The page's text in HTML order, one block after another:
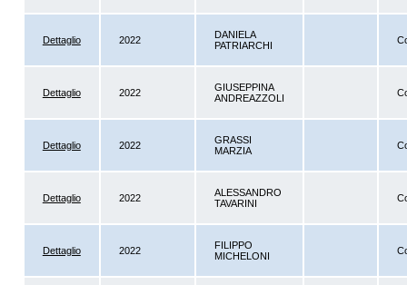
Dettaglio 2022
DANIELA
PATRIARCHI
Dettaglio 2022
GIUSEPPINA
ANDREAZZOLI
Dettaglio 2022
GRASSI
MARZIA
Dettaglio 2022
ALESSANDRO
TAVARINI
Dettaglio 2022
FILIPPO
MICHELONI